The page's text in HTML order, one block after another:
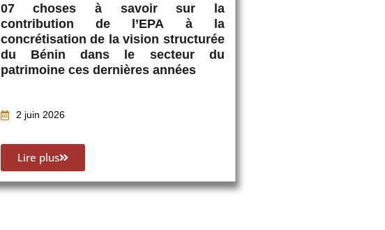
07 choses à savoir sur la
contribution de l’EPA à la
concrétisation de la vision structurée
du Bénin dans le secteur du
patrimoine ces dernières années
2 juin 2026
Lire plus